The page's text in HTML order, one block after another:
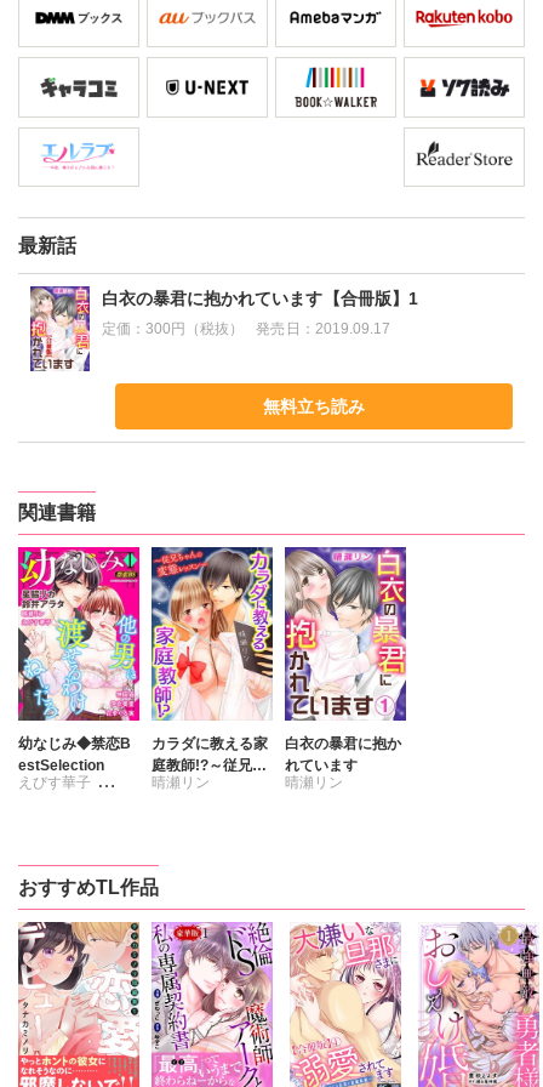
最新話
白衣の暴君に抱かれています【合冊版】1
定価：300円（税抜） 発売日： 2019.09.17
無料立ち読み
関連書籍
幼なじみ◆禁恋B
estSelection
えびす華子
神田猫 星脇リカ
晴瀬リン
鈴井アラタ
カラダに教える家
庭教師!?～従兄ち
ゃんの変態レッス
晴瀬リン
白衣の暴君に抱か
れています
晴瀬リン
おすすめTL作品